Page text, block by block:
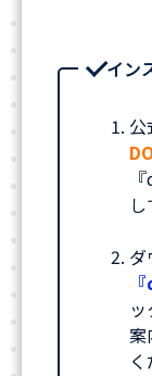
イン
公
案
く